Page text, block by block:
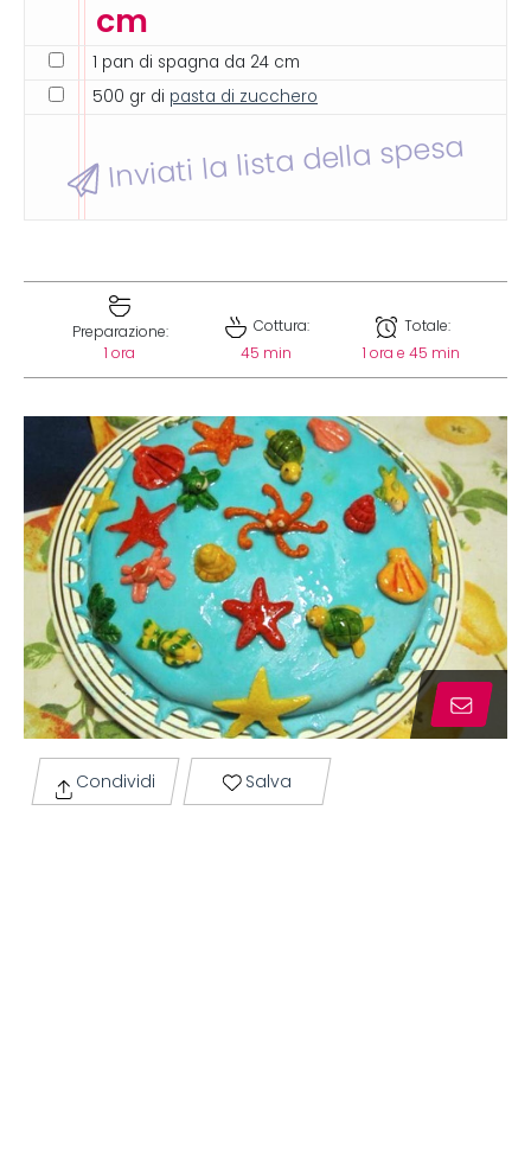
cm
1 pan di spagna da 24 cm
500 gr di pasta di zucchero
Inviati la lista della spesa
Preparazione:
1 ora
Cottura:
45 min
Totale:
1 ora e 45 min
Condividi Salva